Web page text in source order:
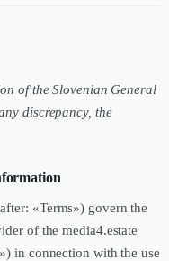
of the Slovenian General
discrepancy, the
«Terms») govern the
of the media4.estate
in connection with the use